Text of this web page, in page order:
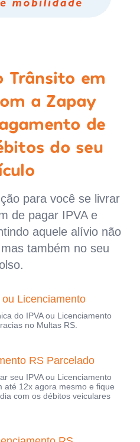
Trânsito em
a Zapay
de
do seu
para você se livrar
de pagar IPVA e
aquele alívio não
também no seu
Licenciamento
do IPVA ou Licenciamento
no Multas RS.
RS Parcelado
seu IPVA ou Licenciamento
até 12x agora mesmo e fique
com os débitos veiculares